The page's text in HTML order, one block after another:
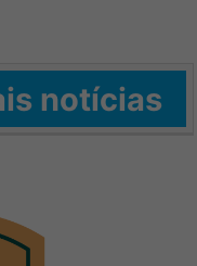
notícias